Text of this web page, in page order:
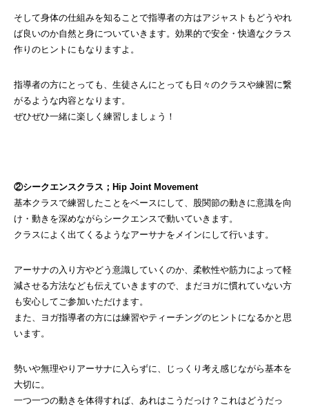
そして身体の仕組みを知ることで指導者の方はアジャストもどうやれ
ば良いのか自然と身についていきます。効果的で安全・快適なクラス
作りのヒントにもなりますよ。
指導者の方にとっても、生徒さんにとっても日々のクラスや練習に繋
がるような内容となります。
ぜひぜひ一緒に楽しく練習しましょう！
②シークエンスクラス；Hip Joint Movement
基本クラスで練習したことをベースにして、股関節の動きに意識を向
け・動きを深めながらシークエンスで動いていきます。
クラスによく出てくるようなアーサナをメインにして行います。
アーサナの入り方やどう意識していくのか、柔軟性や筋力によって軽
減させる方法なども伝えていきますので、まだヨガに慣れていない方
も安心してご参加いただけます。
また、ヨガ指導者の方には練習やティーチングのヒントになるかと思
います。
勢いや無理やりアーサナに入らずに、じっくり考え感じながら基本を
大切に。
一つ一つの動きを体得すれば、あれはこうだっけ？これはどうだっ